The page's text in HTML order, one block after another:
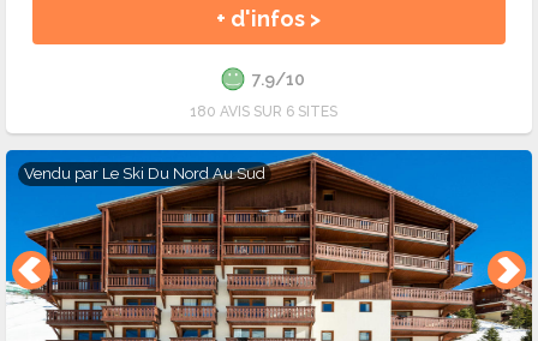
+ d'infos >
7.9/10
180 AVIS SUR 6 SITES
Vendu par Le Ski Du Nord Au Sud